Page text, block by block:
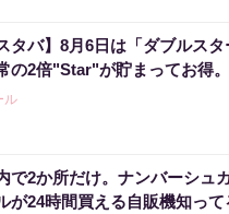
タバ】8月6日は「ダブルスタ
の2倍"Star"が貯まってお得。
ル
で2か所だけ。ナンバーシュ
が24時間買える自販機知って